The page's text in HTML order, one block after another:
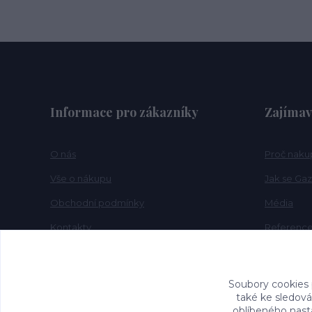
Informace pro zákazníky
O nás
Vše o nákupu
Obchodní podmínky
Kontakty
Proč
Jak se
Média
Soubory
také ke